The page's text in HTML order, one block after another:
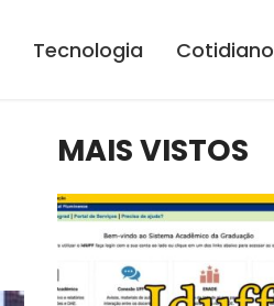
Tecnologia Cotidiano
MAIS VISTOS